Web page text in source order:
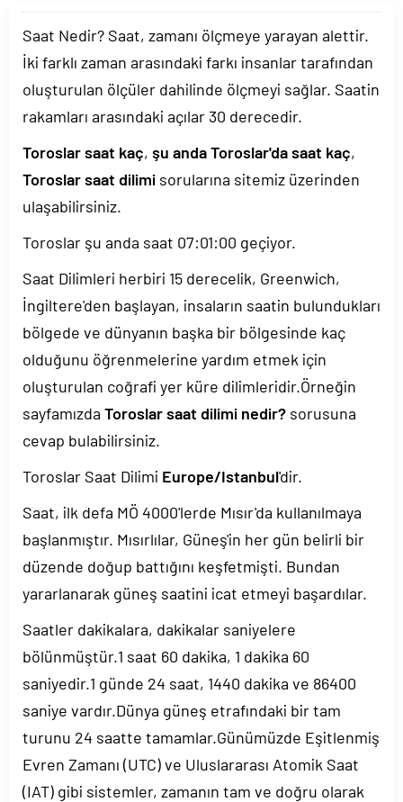
Saat Nedir? Saat, zamanı ölçmeye yarayan alettir.
İki farklı zaman arasındaki farkı insanlar tarafından
oluşturulan ölçüler dahilinde ölçmeyi sağlar. Saatin
rakamları arasındaki açılar 30 derecedir.
Toroslar saat kaç, şu anda Toroslar'da saat kaç,
Toroslar saat dilimi sorularına sitemiz üzerinden
ulaşabilirsiniz.
Toroslar şu anda saat 07:01:00 geçiyor.
Saat Dilimleri herbiri 15 derecelik, Greenwich,
İngiltere'den başlayan, insaların saatin bulundukları
bölgede ve dünyanın başka bir bölgesinde kaç
olduğunu öğrenmelerine yardım etmek için
oluşturulan coğrafi yer küre dilimleridir.Örneğin
sayfamızda Toroslar saat dilimi nedir? sorusuna
cevap bulabilirsiniz.
Toroslar Saat Dilimi Europe/Istanbul'dir.
Saat, ilk defa MÖ 4000'lerde Mısır'da kullanılmaya
başlanmıştır. Mısırlılar, Güneş'in her gün belirli bir
düzende doğup battığını keşfetmişti. Bundan
yararlanarak güneş saatini icat etmeyi başardılar.
Saatler dakikalara, dakikalar saniyelere
bölünmüştür.1 saat 60 dakika, 1 dakika 60
saniyedir.1 günde 24 saat, 1440 dakika ve 86400
saniye vardır.Dünya güneş etrafındaki bir tam
turunu 24 saatte tamamlar.Günümüzde Eşitlenmiş
Evren Zamanı (UTC) ve Uluslararası Atomik Saat
(IAT) gibi sistemler, zamanın tam ve doğru olarak